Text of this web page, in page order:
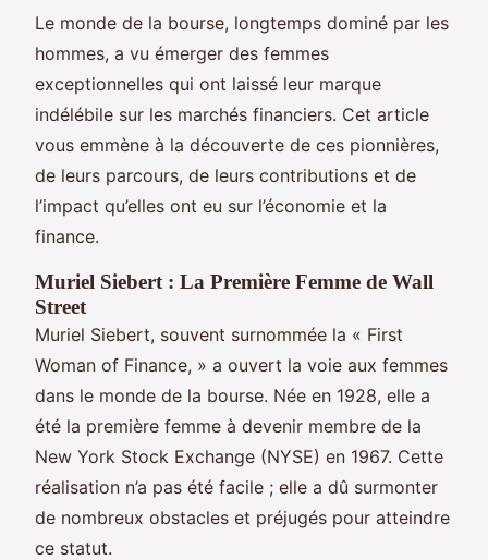
Le monde de la bourse, longtemps dominé par les
hommes, a vu émerger des femmes
exceptionnelles qui ont laissé leur marque
indélébile sur les marchés financiers. Cet article
vous emmène à la découverte de ces pionnières,
de leurs parcours, de leurs contributions et de
l’impact qu’elles ont eu sur l’économie et la
finance.
Muriel Siebert : La Première Femme de Wall
Street
Muriel Siebert, souvent surnommée la « First
Woman of Finance, » a ouvert la voie aux femmes
dans le monde de la bourse. Née en 1928, elle a
été la première femme à devenir membre de la
New York Stock Exchange (NYSE) en 1967. Cette
réalisation n’a pas été facile ; elle a dû surmonter
de nombreux obstacles et préjugés pour atteindre
ce statut.